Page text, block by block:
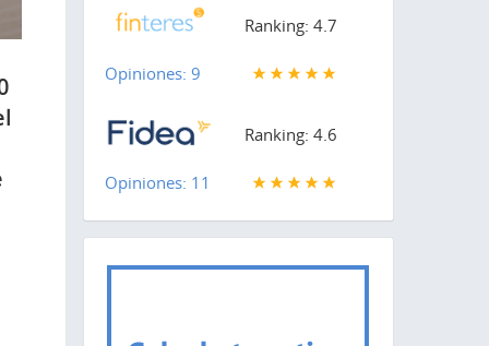
Ranking: 4.7
Opiniones: 9
Ranking: 4.6
Opiniones: 11